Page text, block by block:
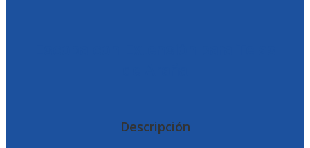
Descripción